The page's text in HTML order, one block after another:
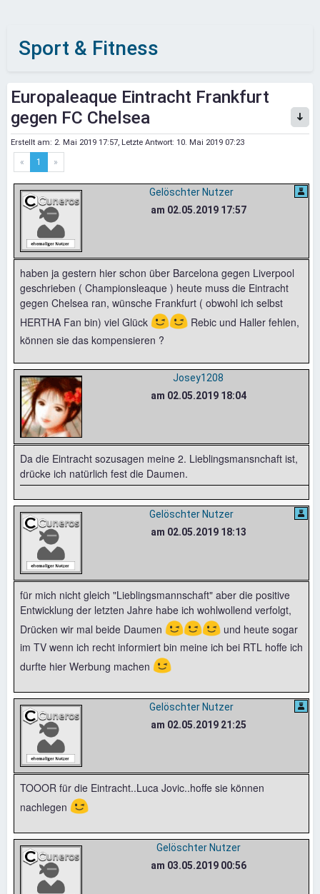
Sport & Fitness
Europaleaque Eintracht Frankfurt
gegen FC Chelsea
Erstellt am: 2. Mai 2019 17:57, Letzte Antwort: 10. Mai 2019 07:23
« 1 »
Gelöschter Nutzer
am 02.05.2019 17:57
haben ja gestern hier schon über Barcelona gegen Liverpool
geschrieben ( Championsleaque ) heute muss die Eintracht
gegen Chelsea ran, wünsche Frankfurt ( obwohl ich selbst
HERTHA Fan bin) viel Glück 😉😉 Rebic und Haller fehlen,
können sie das kompensieren ?
Josey1208
am 02.05.2019 18:04
Da die Eintracht sozusagen meine 2. Lieblingsmansnchaft ist,
drücke ich natürlich fest die Daumen.
Gelöschter Nutzer
am 02.05.2019 18:13
für mich nicht gleich "Lieblingsmannschaft" aber die positive
Entwicklung der letzten Jahre habe ich wohlwollend verfolgt,
Drücken wir mal beide Daumen 😉😉😉 und heute sogar
im TV wenn ich recht informiert bin meine ich bei RTL hoffe ich
durfte hier Werbung machen 😉
Gelöschter Nutzer
am 02.05.2019 21:25
TOOOR für die Eintracht..Luca Jovic..hoffe sie können
nachlegen 😉
Gelöschter Nutzer
am 03.05.2019 00:56